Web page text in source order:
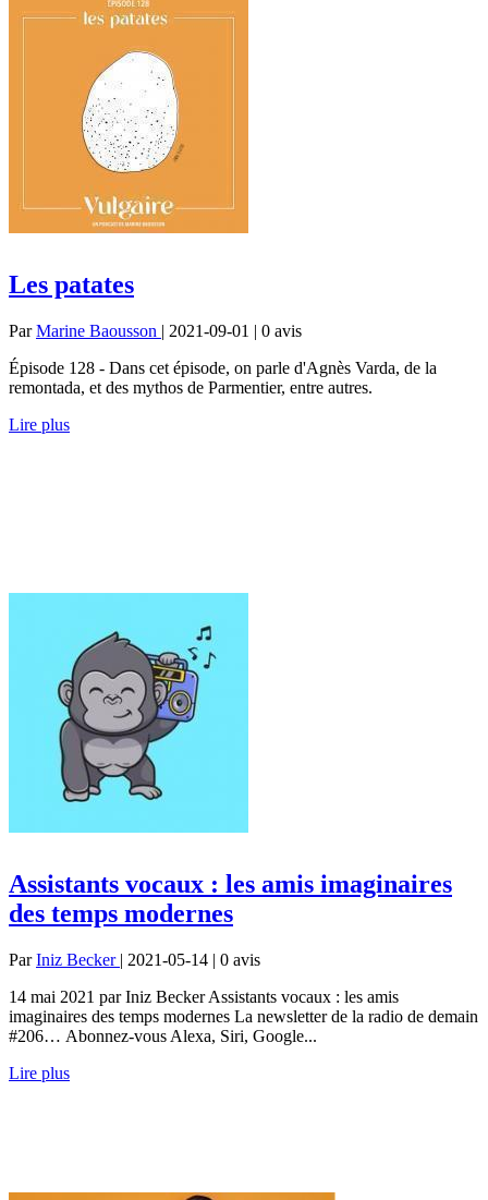
Les patates
ParMarine Baousson | 2021-09-01 | 0 avis
Épisode 128 - Dans cet épisode, on parle d'Agnès Varda, de la
remontada, et des mythos de Parmentier, entre autres.
Lire plus
Assistants vocaux : les amis imaginaires
des temps modernes
ParIniz Becker | 2021-05-14 | 0 avis
14 mai 2021 par Iniz Becker Assistants vocaux : les amis
imaginaires des temps modernes La newsletter de la radio de demain
#206… Abonnez-vous Alexa, Siri, Google...
Lire plus